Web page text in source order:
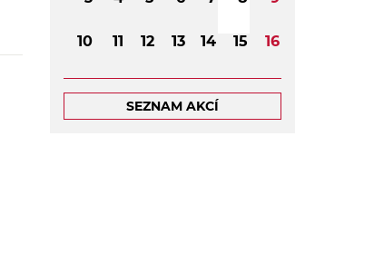
10 11 12 13 14 15 16
17 18 19 20 21 22 23
SEZNAM AKCÍ